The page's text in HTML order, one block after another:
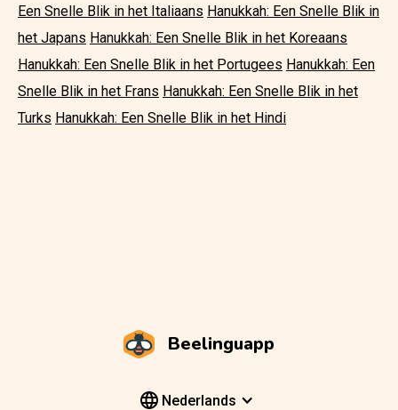
Een Snelle Blik in het Italiaans Hanukkah: Een Snelle Blik in
het Japans Hanukkah: Een Snelle Blik in het Koreaans
Hanukkah: Een Snelle Blik in het Portugees Hanukkah: Een
Snelle Blik in het Frans Hanukkah: Een Snelle Blik in het
Turks Hanukkah: Een Snelle Blik in het Hindi
Beelinguapp
Nederlands